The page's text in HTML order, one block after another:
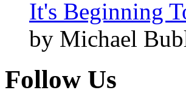
It's Beginning
by Michael
Follow Us